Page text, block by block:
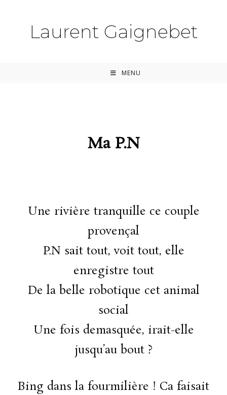
Laurent Gaignebet
MENU
Ma P.N
Une rivière tranquille ce couple
provençal
P.N sait tout, voit tout, elle
enregistre tout
De la belle robotique cet animal
social
Une fois demasquée, irait-elle
jusqu’au bout ?
Bing dans la fourmilière ! Ca faisait